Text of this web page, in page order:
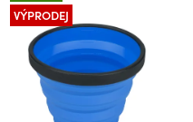
VÝPRODEJ